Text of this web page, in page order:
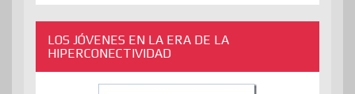
LOS JÓVENES EN LA ERA DE LA
HIPERCONECTIVIDAD